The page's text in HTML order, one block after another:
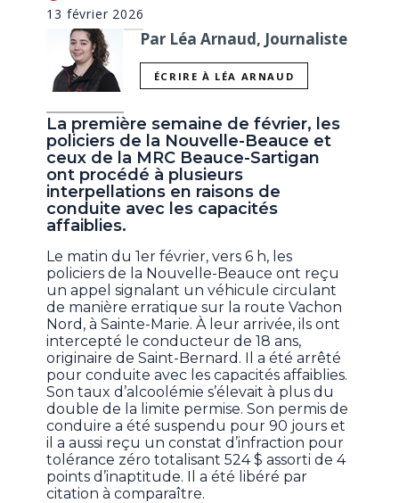
13 février 2026
Par Léa Arnaud, Journaliste
ÉCRIRE À LÉA ARNAUD
La première semaine de février, les
policiers de la Nouvelle-Beauce et
ceux de la MRC Beauce-Sartigan
ont procédé à plusieurs
interpellations en raisons de
conduite avec les capacités
affaiblies.
Le matin du 1er février, vers 6 h, les
policiers de la Nouvelle-Beauce ont reçu
un appel signalant un véhicule circulant
de manière erratique sur la route Vachon
Nord, à Sainte-Marie. À leur arrivée, ils ont
intercepté le conducteur de 18 ans,
originaire de Saint-Bernard. Il a été arrêté
pour conduite avec les capacités affaiblies.
Son taux d’alcoolémie s’élevait à plus du
double de la limite permise. Son permis de
conduire a été suspendu pour 90 jours et
il a aussi reçu un constat d’infraction pour
tolérance zéro totalisant 524 $ assorti de 4
points d’inaptitude. Il a été libéré par
citation à comparaître.